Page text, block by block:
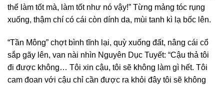
thể làm tốt mà, làm tốt như nó vậy!” Từng mảng tóc rụng
xuống, thậm chí có cái còn dính da, mùi tanh kì lạ bốc lên.
“Tần Mông” chợt bình tĩnh lại, quỳ xuống đất, nâng cái cổ
sắp gãy lên, van nài nhìn Nguyên Dục Tuyết: “Cậu thả tôi
đi được không… Tôi xin cậu, tôi sẽ không làm gì hết. Tôi
cam đoan với cậu chỉ cần được ra khỏi đây tôi sẽ không